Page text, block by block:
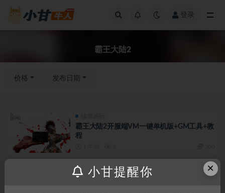
登录
霸王大陆2
价格 发布日期
霸王大陆2开服端VM一键单机版+GM工具+教
程
端游源码 首页推荐
霸王大陆2商业VM一键端+手工端+教程
×
小甘提醒你